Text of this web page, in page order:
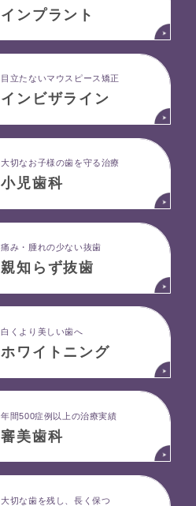
インプラント
目立たないマウスピース矯正
インビザライン
大切なお子様の歯を守る治療
小児歯科
痛み・腫れの少ない抜歯
親知らず抜歯
白くより美しい歯へ
ホワイトニング
年間500症例以上の治療実績
審美歯科
大切な歯を残し、長く保つ